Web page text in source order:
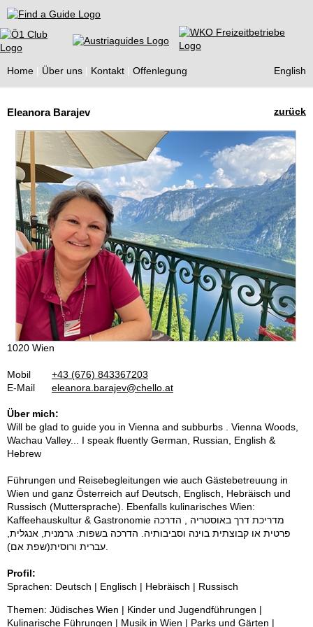
Find a Guide
Home Über uns Kontakt Offenlegung English
Guides
zurück
Eleanora Barajev
1020 Wien
Mobil
+43 (676) 843367203
E-Mail
eleanora.barajev@chello.at
Über mich:
Will be glad to guide you in Vienna and subburbs . Vienna Woods,
Wachau Valley... I speak fluently German, Russian, English &
Hebrew
Führungen und Reisebegleitungen wie auch Gästebetreuung in
Wien und ganz Österreich auf Deutsch, Englisch, Hebräisch und
Russisch (Muttersprache). Ebenfalls kulinarisches Wien:
Kaffeehauskultur & Gastronomie מדריכת דרך באוסטריה , הדרכה
פרטית או קבוצתית בוינה וסביבותיה. הדרכה בשפות: גרמנית, אנגלית,
עברית ורוסית(שפת אם).
Profil:
Sprachen: Deutsch | Englisch | Hebräisch | Russisch
Themen: Jüdisches Wien | Kinder und Jugendführungen |
Kulinarische Führungen | Musik in Wien | Parks und Gärten |